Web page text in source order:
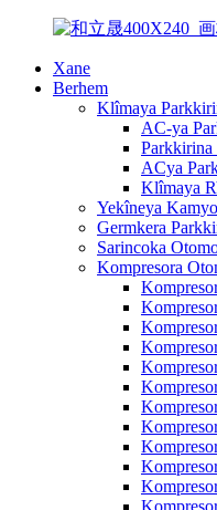
Xane
Berhem
Klîmaya
AC-ya
Parkkirina
ACya
Klîmaya
Yekîneya
Germkera
Sarincoka
Kompresora